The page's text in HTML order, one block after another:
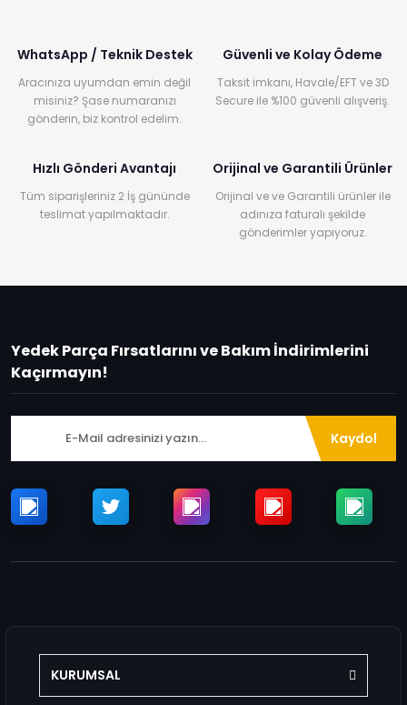
WhatsApp / Teknik Destek
Aracınıza uyumdan emin değil
misiniz? Şase numaranızı
gönderin, biz kontrol edelim.
Güvenli ve Kolay Ödeme
Taksit imkanı, Havale/EFT ve 3D
Secure ile %100 güvenli alışveriş.
Hızlı Gönderi Avantajı
Tüm siparişleriniz 2 İş gününde
teslimat yapılmaktadır.
Orijinal ve Garantili Ürünler
Orijinal ve ve Garantili ürünler ile
adınıza faturalı şekilde
gönderimler yapıyoruz.
Yedek Parça Fırsatlarını ve Bakım İndirimlerini
Kaçırmayın!
Kaydol
KURUMSAL